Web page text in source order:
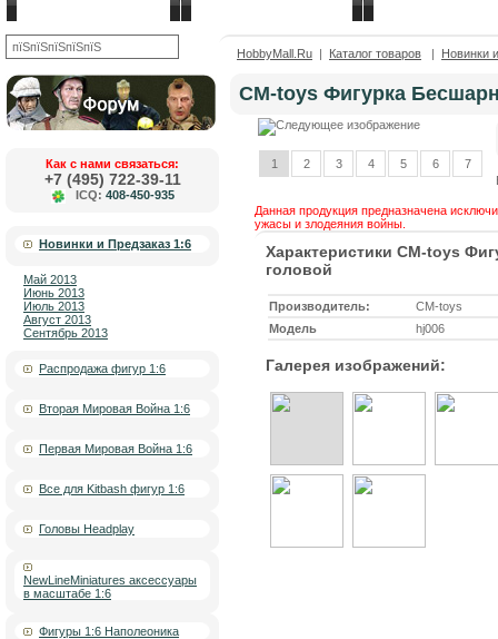
Как с нами связаться:
+7 (495) 722-39-11
ICQ: 408-450-935
Новинки и Предзаказ 1:6
Май 2013
Июнь 2013
Июль 2013
Август 2013
Сентябрь 2013
Распродажа фигур 1:6
Вторая Мировая Война 1:6
Первая Мировая Война 1:6
Все для Kitbash фигур 1:6
Головы Headplay
NewLineMiniatures аксессуары
в масштабе 1:6
Фигуры 1:6 Наполеоника
HobbyMall.Ru | Каталог товаров | Новинки
CM-toys Фигурка
1 2 3 4 5 6
7
Данная продукция предназначена
ужасы и злодеяния войны.
Характеристики CM-toys
головой
Производитель:
CM-toys
Модель
hj006
Галерея изображений: